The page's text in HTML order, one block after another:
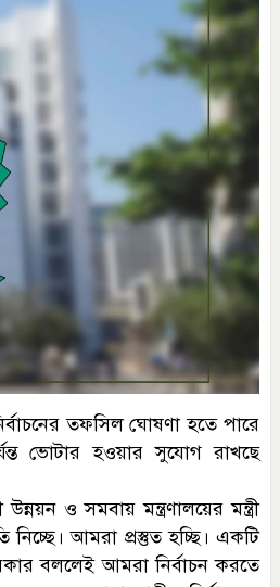
তফসিল ঘোষণা হতে পারে
ভোটার হওয়ার সুযোগ রাখছে
ও সমবায় মন্ত্রণালয়ের মন্ত্রী
আমরা প্রস্তুত হচ্ছি। একটি
বললেই আমরা নির্বাচন করতে